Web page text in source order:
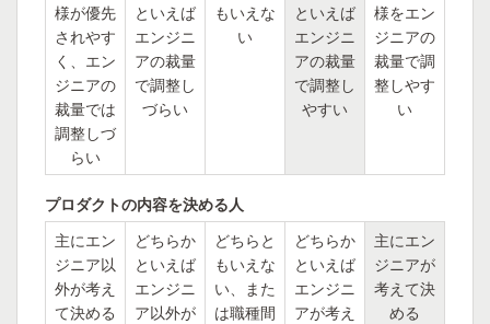
様が優先
されやす
く、エン
ジニアの
裁量では
調整しづ
らい
といえば
エンジニ
アの裁量
で調整し
づらい
もいえな
い
といえば
エンジニ
アの裁量
で調整し
やすい
様をエン
ジニアの
裁量で調
整しやす
い
プロダクトの内容を決める人
主にエン
ジニア以
外が考え
て決める
どちらか
といえば
エンジニ
ア以外が
どちらと
もいえな
い、また
は職種間
どちらか
といえば
エンジニ
アが考え
主にエン
ジニアが
考えて決
める